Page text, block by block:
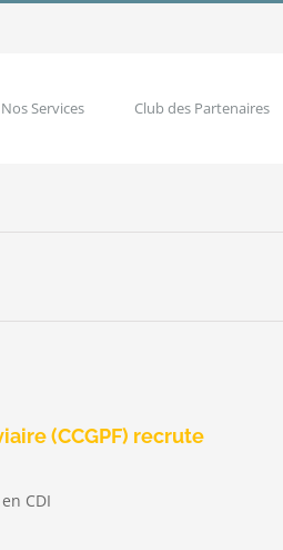
Nos Services Club des Partenaires
(CCGPF) recrute
CDI